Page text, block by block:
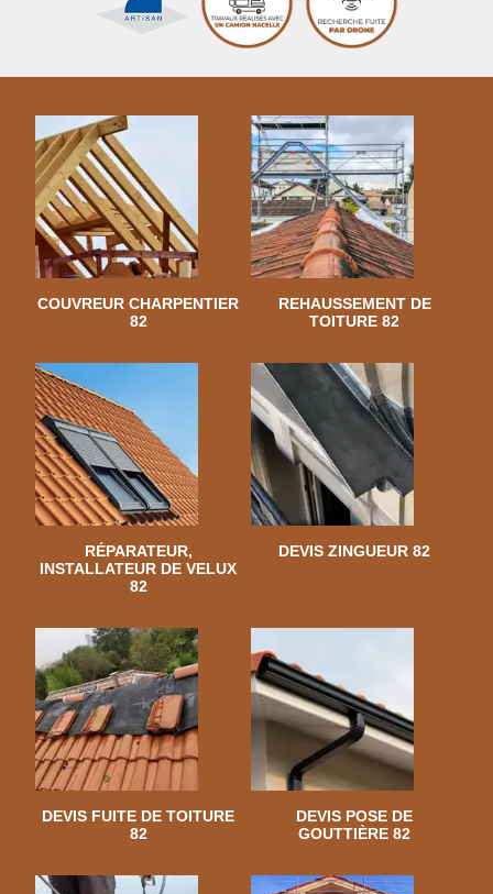
COUVREUR CHARPENTIER
82
REHAUSSEMENT DE
TOITURE 82
RÉPARATEUR,
INSTALLATEUR DE VELUX
82
DEVIS ZINGUEUR 82
DEVIS FUITE DE TOITURE
82
DEVIS POSE DE
GOUTTIÈRE 82